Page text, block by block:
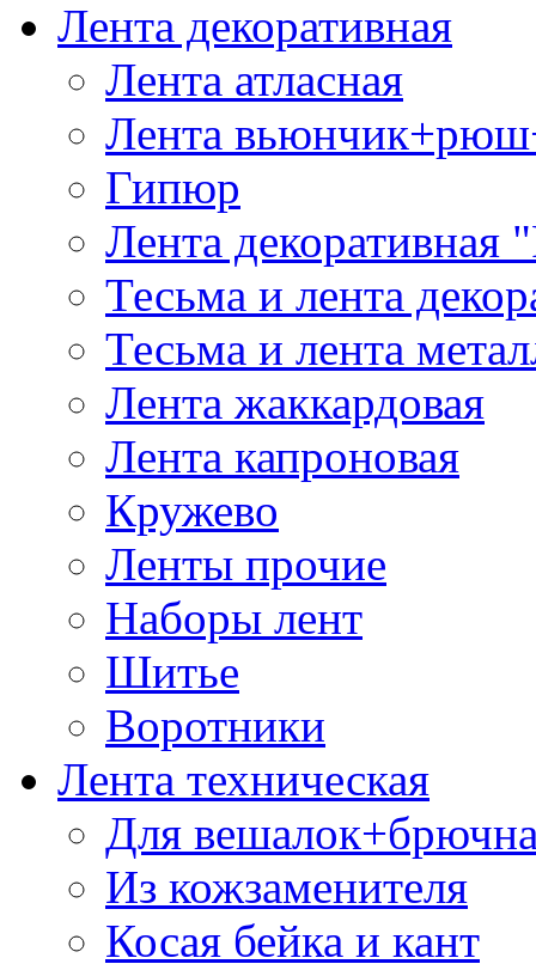
Лента декоративная
Лента атласная
Лента
Гипюр
Лента декоративная
Тесьма и лента
Тесьма и лента
Лента жаккардовая
Лента капроновая
Кружево
Ленты прочие
Наборы лент
Шитье
Воротники
Лента техническая
Для
Из кожзаменителя
Косая бейка и кант